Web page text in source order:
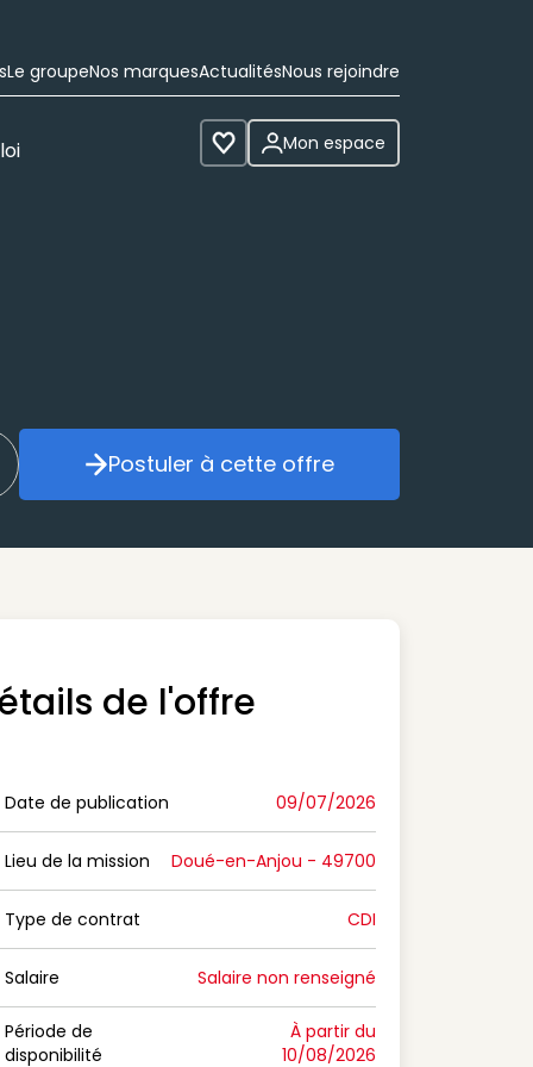
Le groupeNos marquesActualitésNous rejoindre
Voir les favoris
Mon espace
mon alerte Postuler à cette offre
Postuler à cette offre
de l'offre
Date de publication
Date de publication 09/07/2026
Lieu de la mission
Lieu de la mission Doué-en-Anjou - 49700
Type de contrat
Type de contrat CDI
Salaire
Salaire Salaire non renseigné
Période de
disponibilité
À partir du
10/08/2026